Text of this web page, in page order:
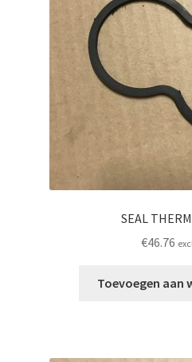
SEAL
€46.76
Toevoegen aan